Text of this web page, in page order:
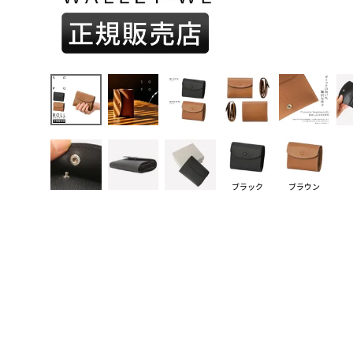
ブラック ブラウン